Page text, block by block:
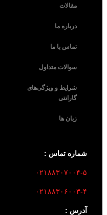
مقالات
درباره ما
تماس با ما
سوالات متداول
شرایط و ویژگی‌های
گارانتی
زبان ها
شماره تماس :
۰۲۱۸۸۳۰۷۰۰۴-۵
۰۲۱۸۸۳۰۶۰۰۳-۴
آدرس :